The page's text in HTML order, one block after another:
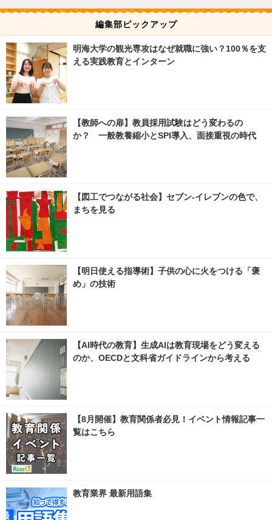
編集部ピックアップ
明海大学の観光専攻はなぜ就職に強い？100％を支
える実践教育とインターン
【教師への扉】教員採用試験はどう変わるの
か？ 一般教養縮小とSPI導入、面接重視の時代
【図工でつながる社会】セブン‐イレブンの色で、
まちを見る
【明日使える指導術】子供の心に火をつける「褒
め」の技術
【AI時代の教育】生成AIは教育現場をどう変える
のか、OECDと文科省ガイドラインから考える
【8月開催】教育関係者必見！イベント情報記事一
覧はこちら
教育業界 最新用語集